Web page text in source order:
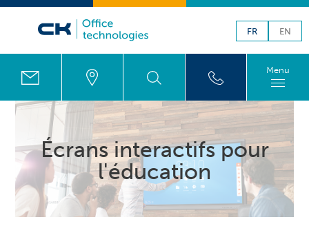
FR EN
Menu
Écrans interactifs pour
l'éducation